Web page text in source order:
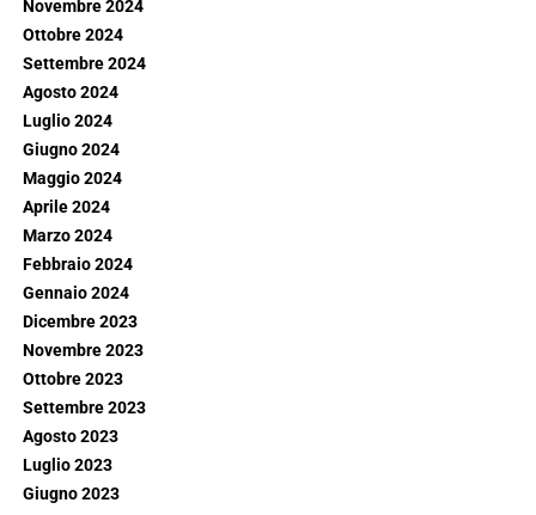
Novembre 2024
Ottobre 2024
Settembre 2024
Agosto 2024
Luglio 2024
Giugno 2024
Maggio 2024
Aprile 2024
Marzo 2024
Febbraio 2024
Gennaio 2024
Dicembre 2023
Novembre 2023
Ottobre 2023
Settembre 2023
Agosto 2023
Luglio 2023
Giugno 2023